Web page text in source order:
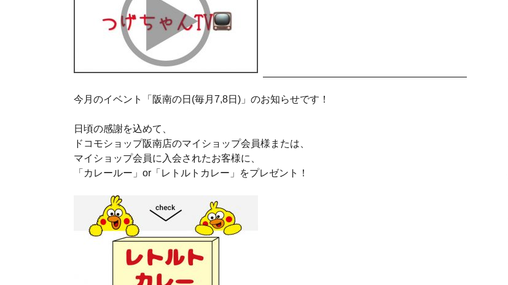
今月のイベント「阪南の日(毎月7,8日)」のお知らせです！
日頃の感謝を込めて、
ドコモショップ阪南店のマイショップ会員様または、
マイショップ会員に入会されたお客様に、
「カレールー」or「レトルトカレー」をプレゼント！